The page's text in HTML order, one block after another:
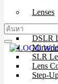
Lenses
DSLR
SLR
Lens
Step-